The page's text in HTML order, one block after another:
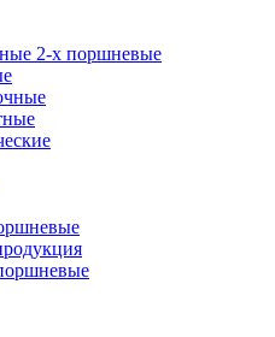
2-х поршневые